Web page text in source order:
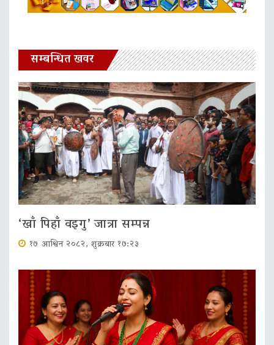
सम्बन्धित खवर
‘खाँ पिहाँ वइगु’ जात्रा सम्पन्न
१७ आश्विन २०८२, शुक्रबार १७:२३